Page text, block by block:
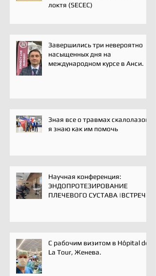
локтя (SECEC)
Завершились три невероятно
насыщенных дня на
международном курсе в Анси.
Зная все о травмах скалолазов,
я знаю как им помочь
Научная конференция:
ЭНДОПРОТЕЗИРОВАНИЕ
ПЛЕЧЕВОГО СУСТАВА |ВСТРЕЧА
С рабочим визитом в Hôpital de
La Tour, Женева.